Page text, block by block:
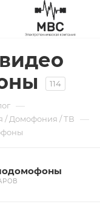
114
—
/ Домофония / ТВ —